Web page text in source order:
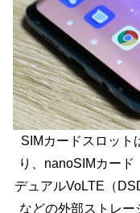
SIMカードスロット
り、nanoSIMカー
デュアルVoLTE（
などの外部ストレ